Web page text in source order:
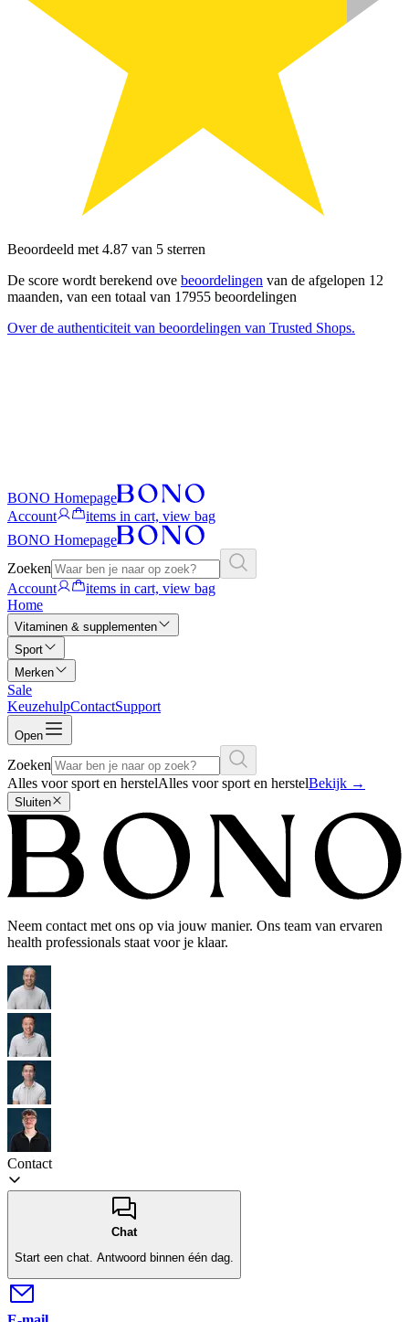
Beoordeeld met 4.87 van 5 sterren
De score wordt berekend ove beoordelingen van de afgelopen 12
maanden, van een totaal van 17955 beoordelingen
Over de authenticiteit van beoordelingen van Trusted Shops.
BONO Homepage
Account
items in cart, view bag
BONO Homepage
Zoeken
Account
items in cart, view bag
Home
Vitaminen & supplementen
Sport
Merken
Sale
KeuzehulpContactSupport
Open
Zoeken
Alles voor sport en herstelAlles voor sport en herstelBekijk →
Sluiten
Neem contact met ons op via jouw manier. Ons team van ervaren
health professionals staat voor je klaar.
Contact
Chat
Start een chat. Antwoord binnen één dag.